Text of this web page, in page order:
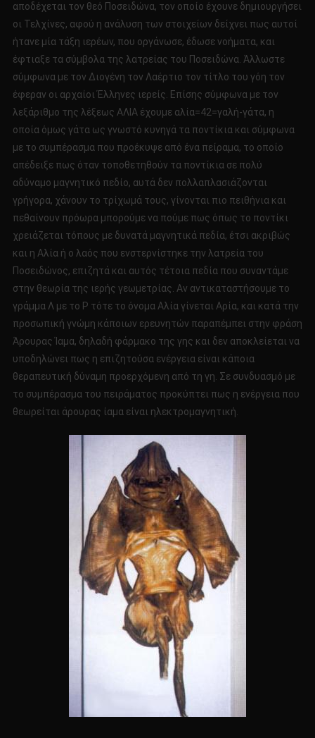
αποδέχεται τον θεό Ποσειδώνα, τον οποίο έχουνε δημιουργήσει
οι Τελχίνες, αφού η ανάλυση των στοιχείων δείχνει πως αυτοί
ήτανε μία τάξη ιερέων, που οργάνωσε, έδωσε νοήματα, και
έφτιαξε τα σύμβολα της λατρείας του Ποσειδώνα. Άλλωστε
σύμφωνα με τον Διογένη τον Λαέρτιο τον τίτλο του γόη τον
έφεραν οι αρχαίοι Έλληνες ιερείς. Επίσης σύμφωνα με τον
λεξάριθμο της λέξεως ΑΛΙΑ έχουμε αλία=42=γαλή-γάτα, η
οποία όμως γάτα ως γνωστό κυνηγά τα ποντίκια και σύμφωνα
με το συμπέρασμα που προέκυψε από ένα πείραμα, το οποίο
απέδειξε πως όταν τοποθετηθούν τα ποντίκια σε πολύ
αδύναμο μαγνητικό πεδίο, αυτά δεν πολλαπλασιάζονται
γρήγορα, χάνουν το τρίχωμά τους, γίνονται πιο πειθήνια και
πεθαίνουν πρόωρα μπορούμε να πούμε πως όπως το ποντίκι
χρειάζεται τόπους με δυνατά μαγνητικά πεδία, έτσι ακριβώς
και η Αλία ή ο λαός που ενστερνίστηκε την λατρεία του
Ποσειδώνος, επιζητά και αυτός τέτοια πεδία που συναντάμε
στην θεωρία της ιερής γεωμετρίας. Αν αντικαταστήσουμε το
γράμμα Λ με το Ρ τότε το όνομα Αλία γίνεται Αρία, και κατά την
προσωπική γνώμη κάποιων ερευνητών παραπέμπει στην φράση
Άρουρας Ίαμα, δηλαδή φάρμακο της γης και δεν αποκλείεται να
υποδηλώνει πως η επιζητούσα ενέργεια είναι κάποια
θεραπευτική δύναμη προερχόμενη από τη γη. Σε συνδυασμό με
το συμπέρασμα του πειράματος προκύπτει πως η ενέργεια που
θεωρείται άρουρας ίαμα είναι ηλεκτρομαγνητική.